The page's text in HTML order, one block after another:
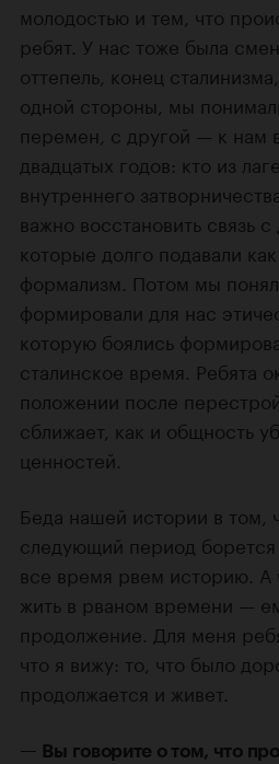
молодостью и тем, что
ребят. У нас тоже была
оттепель, конец
одной стороны, мы
перемен, с другой — к нам
двадцатых годов: кто из
внутреннего
важно восстановить связь
которые долго подавали
формализм. Потом мы
формировали для нас
которую боялись
сталинское время. Ребята
положении после
сближает, как и общность
ценностей.
Беда нашей истории в том,
следующий период
все время рвем историю. А
жить в рваном времени —
продолжение. Для меня
что я вижу: то, что было
продолжается и живет.
— Вы говорите о том, что